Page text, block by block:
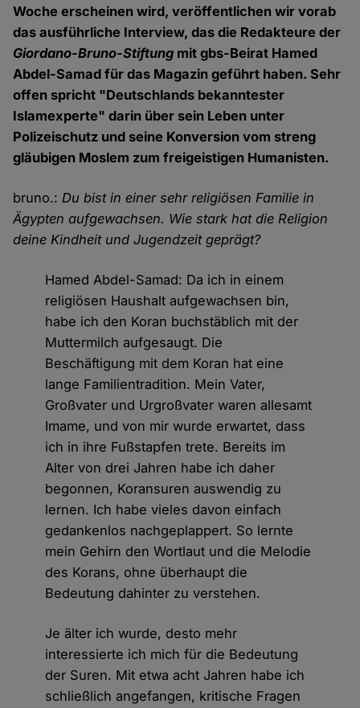
Woche erscheinen wird, veröffentlichen wir vorab
das ausführliche Interview, das die Redakteure der
Giordano-Bruno-Stiftung mit gbs-Beirat Hamed
Abdel-Samad für das Magazin geführt haben. Sehr
offen spricht "Deutschlands bekanntester
Islamexperte" darin über sein Leben unter
Polizeischutz und seine Konversion vom streng
gläubigen Moslem zum freigeistigen Humanisten.
bruno.:Du bist in einer sehr religiösen Familie in
Ägypten aufgewachsen. Wie stark hat die Religion
deine Kindheit und Jugendzeit geprägt?
Hamed Abdel-Samad: Da ich in einem
religiösen Haushalt aufgewachsen bin,
habe ich den Koran buchstäblich mit der
Muttermilch aufgesaugt. Die
Beschäftigung mit dem Koran hat eine
lange Familientradition. Mein Vater,
Großvater und Urgroßvater waren allesamt
Imame, und von mir wurde erwartet, dass
ich in ihre Fußstapfen trete. Bereits im
Alter von drei Jahren habe ich daher
begonnen, Koransuren auswendig zu
lernen. Ich habe vieles davon einfach
gedankenlos nachgeplappert. So lernte
mein Gehirn den Wortlaut und die Melodie
des Korans, ohne überhaupt die
Bedeutung dahinter zu verstehen.
Je älter ich wurde, desto mehr
interessierte ich mich für die Bedeutung
der Suren. Mit etwa acht Jahren habe ich
schließlich angefangen, kritische Fragen